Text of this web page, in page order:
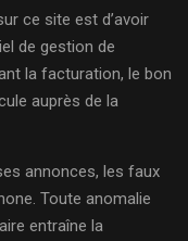
ce site est d’avoir
de gestion de
la facturation, le bon
auprès de la
annonces, les faux
Toute anomalie
entraîne la